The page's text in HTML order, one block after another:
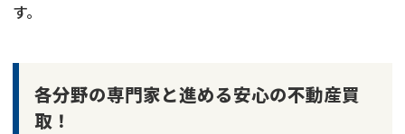
す。
各分野の専門家と進める安心の不動産買
取！